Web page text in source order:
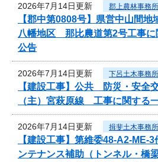
2026年7月14日更新 郡上農林事務所
【郡中第0808号】県営中山間
八幡地区 那比農道第2号工事に
公告
2026年7月14日更新 下呂土木事務所
【建設工事】公共 防災・安全
（主）宮萩原線 工事に関する
2026年7月14日更新 揖斐土木事務所
【建設工事】第維委48-A2-
ンテナンス補助（トンネル・橋